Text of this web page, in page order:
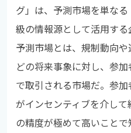
グ」は、予測市場を単な
級の情報源として活用する
予測市場とは、規制動向
どの将来事象に対し、参
で取引される市場だ。参
がインセンティブを介し
の精度が極めて高いことで